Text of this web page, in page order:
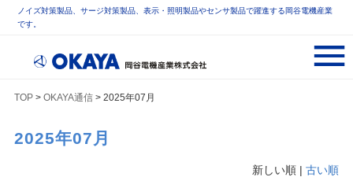
ノイズ対策製品、サージ対策製品、表示・照明製品やセンサ製品で躍進する岡谷電機産業
です。
TOP> OKAYA通信> 2025年07月
2025年07月
新しい順 |古い順